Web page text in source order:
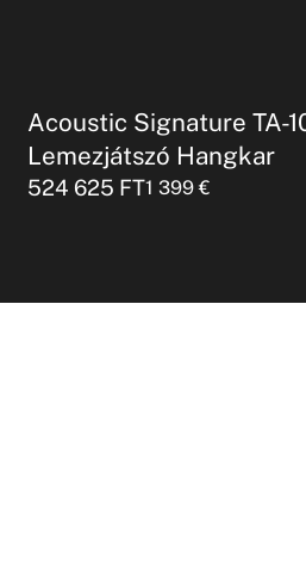
Acoustic Signature TA-
Lemezjátszó Hangkar
524 625 FT1 399€